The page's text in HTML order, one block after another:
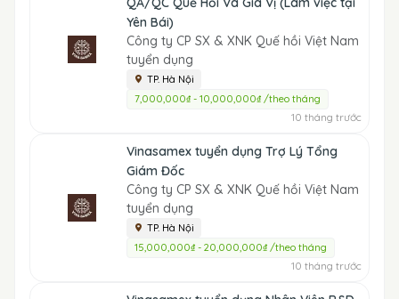
Yên Bái)
Công ty CP SX & XNK Quế hồi Việt Nam
tuyển dụng
TP. Hà Nội
7,000,000₫ - 10,000,000₫ /theo tháng
10 tháng trước
Vinasamex tuyển dụng Trợ Lý Tổng
Giám Đốc
Công ty CP SX & XNK Quế hồi Việt Nam
tuyển dụng
TP. Hà Nội
15,000,000₫ - 20,000,000₫ /theo tháng
10 tháng trước